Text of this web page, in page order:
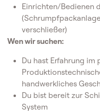
Einrichten/Bedienen
verschließer)
Wen wir suchen:
Du hast Erfahrung
handwerkliches
Du bist bereit zur
System